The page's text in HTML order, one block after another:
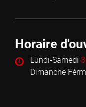
Horaire
Lundi-Samedi
Dimanche